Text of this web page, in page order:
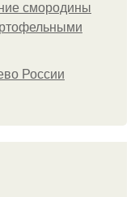
смородины
России